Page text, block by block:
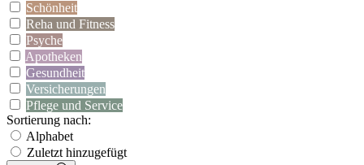
Schönheit
Reha und Fitness
Psyche
Apotheken
Gesundheit
Versicherungen
Pflege und Service
Sortierung nach:
Alphabet
Zuletzt hinzugefügt